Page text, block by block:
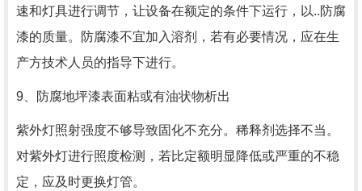
速和灯具进行调节，让设备在额定的条件下运行，以..防腐
漆的质量。防腐漆不宜加入溶剂，若有必要情况，应在生
产方技术人员的指导下进行。
9、防腐地坪漆表面粘或有油状物析出
紫外灯照射强度不够导致固化不充分。稀释剂选择不当。
对紫外灯进行照度检测，若比定额明显降低或严重的不稳
定，应及时更换灯管。